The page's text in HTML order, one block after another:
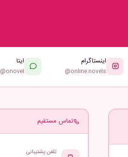
اینستاگرام
@online.novels
ایتا
@onovel
تماس مستقیم
تلفن پشتیبانی